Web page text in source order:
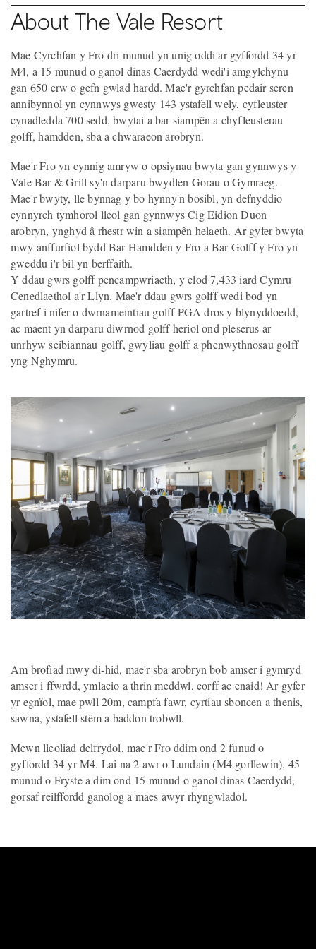
About The Vale Resort
Mae Cyrchfan y Fro dri munud yn unig oddi ar gyffordd 34 yr
M4, a 15 munud o ganol dinas Caerdydd wedi'i amgylchynu
gan 650 erw o gefn gwlad hardd. Mae'r gyrchfan pedair seren
annibynnol yn cynnwys gwesty 143 ystafell wely, cyfleuster
cynadledda 700 sedd, bwytai a bar siampên a chyfleusterau
golff, hamdden, sba a chwaraeon arobryn.
Mae'r Fro yn cynnig amryw o opsiynau bwyta gan gynnwys y
Vale Bar & Grill sy'n darparu bwydlen Gorau o Gymraeg.
Mae'r bwyty, lle bynnag y bo hynny'n bosibl, yn defnyddio
cynnyrch tymhorol lleol gan gynnwys Cig Eidion Duon
arobryn, ynghyd â rhestr win a siampên helaeth. Ar gyfer bwyta
mwy anffurfiol bydd Bar Hamdden y Fro a Bar Golff y Fro yn
gweddu i'r bil yn berffaith.
Y ddau gwrs golff pencampwriaeth, y clod 7,433 iard Cymru
Cenedlaethol a'r Llyn. Mae'r ddau gwrs golff wedi bod yn
gartref i nifer o dwrnameintiau golff PGA dros y blynyddoedd,
ac maent yn darparu diwrnod golff heriol ond pleserus ar
unrhyw seibiannau golff, gwyliau golff a phenwythnosau golff
yng Nghymru.
Am brofiad mwy di-hid, mae'r sba arobryn bob amser i gymryd
amser i ffwrdd, ymlacio a thrin meddwl, corff ac enaid! Ar gyfer
yr egnïol, mae pwll 20m, campfa fawr, cyrtiau sboncen a thenis,
sawna, ystafell stêm a baddon trobwll.
Mewn lleoliad delfrydol, mae'r Fro ddim ond 2 funud o
gyffordd 34 yr M4. Lai na 2 awr o Lundain (M4 gorllewin), 45
munud o Fryste a dim ond 15 munud o ganol dinas Caerdydd,
gorsaf reilffordd ganolog a maes awyr rhyngwladol.